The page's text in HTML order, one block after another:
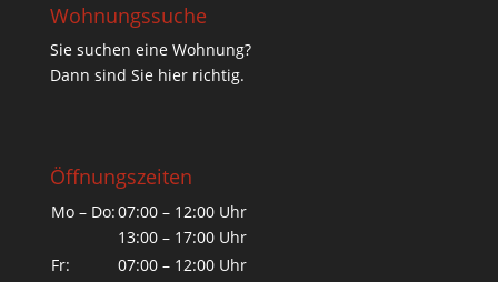
Wohnungssuche
Sie suchen eine Wohnung?
Dann sind Sie hier richtig.
Öffnungszeiten
Mo – Do:07:00 – 12:00 Uhr
13:00 – 17:00 Uhr
Fr:
07:00 – 12:00 Uhr